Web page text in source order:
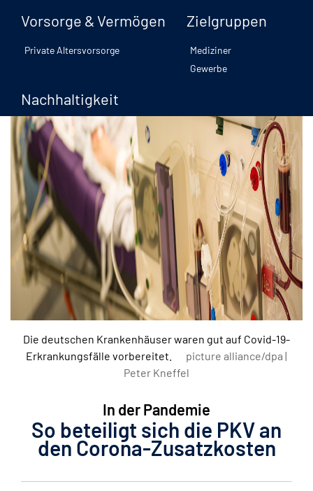
Vorsorge & Vermögen
Private Altersvorsorge
Zielgruppen
Mediziner
Gewerbe
Nachhaltigkeit
Die deutschen Krankenhäuser waren gut auf Covid-19-
Erkrankungsfälle vorbereitet.
picture alliance/dpa |
Peter Kneffel
In der Pandemie
So beteiligt sich die PKV an
den Corona-Zusatzkosten